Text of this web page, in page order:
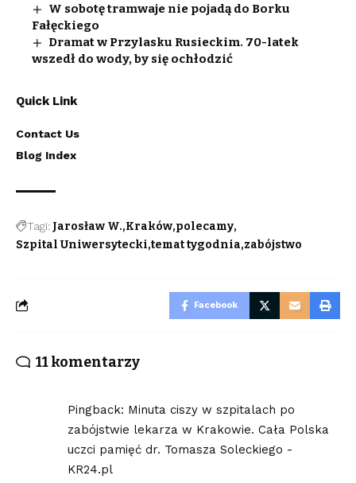
W sobotę tramwaje nie pojadą do Borku
Fałęckiego
Dramat w Przylasku Rusieckim. 70-latek
wszedł do wody, by się ochłodzić
Quick Link
Contact Us
Blog Index
Tagi: Jarosław W. Kraków polecamy
Szpital Uniwersytecki temat tygodnia zabójstwo
Facebook
11 komentarzy
Pingback: Minuta ciszy w szpitalach po
zabójstwie lekarza w Krakowie. Cała Polska
uczci pamięć dr. Tomasza Soleckiego -
KR24.pl